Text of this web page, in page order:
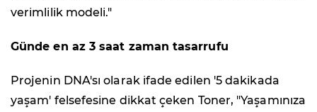
verimlilik modeli."
Günde en az 3 saat zaman tasarrufu
Projenin DNA'sı olarak ifade edilen '5 dakikada
yaşam' felsefesine dikkat çeken Toner, "Yaşamınıza